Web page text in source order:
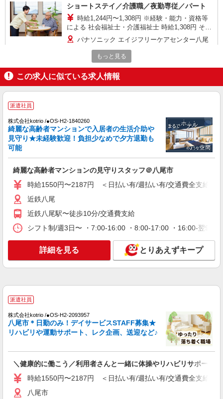
ショートステイ／介護職／夜勤専従／パート
時給1,244円〜1,308円 ※経験・能力・資格等
による 社会福祉士・介護福祉士 時給1,308円 その
他資格 時給1,244円 ※一律処遇改善加算含む 〇時
間外勤務手当 〇土日祝勤務手当 〇夜勤手当 〇無
事故無違反表彰金 〇年末年始勤務手当
パナソニック エイジフリーケアセンター八尾
高安 大阪府八尾市高安町南6-59-5
キープ 詳細を見る
パート
パナソニック エイジフリーケアセンター八尾高安
間は応相談
時給1,244円〜1,308円 ※経験・能力・資格等
による 社会福祉士・介護福祉士 時給1,308円 その
他資格 時給1,244円 ※一律処遇改善加算含む 〇時
彰金 〇年末年始勤務手当
パナソニック エイジフリーケアセンター八尾
高安 大阪府八尾市高安町南6-59-5
キープ 詳細を見る
派遣社員
株式会社kotrio /●OS-H2-1840260
綺麗な高齢者マンションの見守りスタッフ＠八
尾市
時給1550円〜2187円 ＜日払い有/週払い有/交
アルバイト パート
グループホーム ソラストいずみ八尾/2780000074-024
介護職員（ヘルパー）（施設兼務）
大阪府八尾市泉町1-2 バス停「西郡南口」下車
徒歩1分
もっと見る
この求人に似ている求人情報
派遣社員
株式会社kotrio /●OS-H2-1840260
綺麗な高齢者マンションで入居者の生活介助や
見守り★未経験歓迎！負担少なめで夕方退勤も
可能
綺麗な高齢者マンションの見守りスタッフ＠八尾市
時給1550円〜2187円 ＜日払い有/週払い有/交通費全支給(ガ
近鉄八尾
近鉄八尾駅〜徒歩10分/交通費支給
シフト制/週3日〜 ・7:00-16:00 ・8:00-17:00 ・16:00-翌
詳細を見る とりあえずキープ
派遣社員
株式会社kotrio /●OS-H2-2093957
八尾市＊日勤のみ！デイサービスSTAFF募集★
リハビリや運動サポート、レク企画、送迎など♪
＼健康的に働こう／利用者さんと一緒に体操やリハビリサポート等
時給1550円〜2187円 ＜日払い有/週払い有/交通費全支給(ガ
八尾市